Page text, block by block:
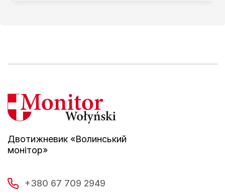
Двотижневик «Волинський
монітор»
+380 67 709 2949